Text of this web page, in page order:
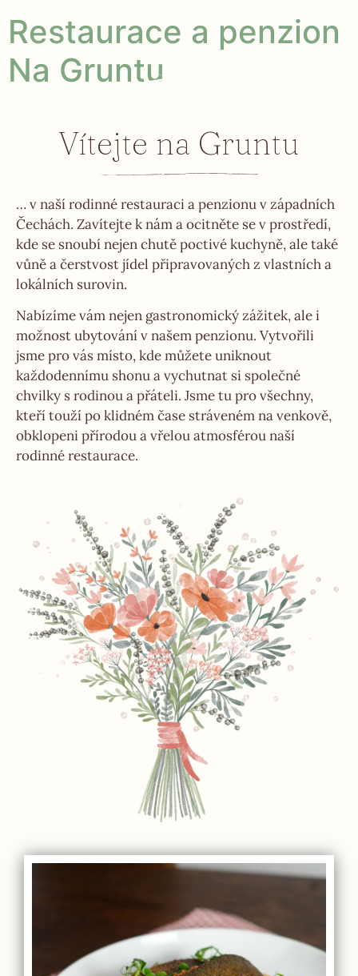
Restaurace a penzion
Na Gruntu
Vítejte na Gruntu
… v naší rodinné restauraci a penzionu v západních
Čechách. Zavítejte k nám a ocitněte se v prostředí,
kde se snoubí nejen chutě poctivé kuchyně, ale také
vůně a čerstvost jídel připravovaných z vlastních a
lokálních surovin.
Nabízíme vám nejen gastronomický zážitek, ale i
možnost ubytování v našem penzionu. Vytvořili
jsme pro vás místo, kde můžete uniknout
každodennímu shonu a vychutnat si společné
chvilky s rodinou a přáteli. Jsme tu pro všechny,
kteří touží po klidném čase stráveném na venkově,
obklopeni přírodou a vřelou atmosférou naší
rodinné restaurace.